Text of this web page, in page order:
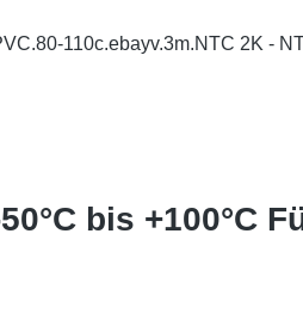
110c.ebayv.3m.NTC 2K -
bis +100°C